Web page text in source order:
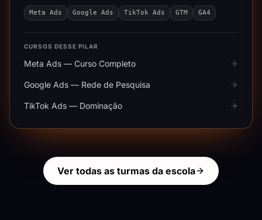
Meta Ads Google Ads TikTok Ads GTM GA4
CURSOS DESSE PILAR
Meta Ads — Curso Completo
Google Ads — Rede de Pesquisa
TikTok Ads — Dominação
Ver todas as turmas da escola